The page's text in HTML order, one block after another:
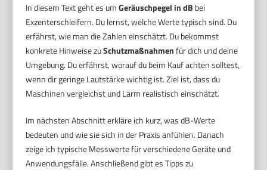
In diesem Text geht es umGeräuschpegel in dB bei
Exzenterschleifern. Du lernst, welche Werte typisch sind. Du
erfährst, wie man die Zahlen einschätzt. Du bekommst
konkrete Hinweise zuSchutzmaßnahmenfür dich und deine
Umgebung. Du erfährst, worauf du beim Kauf achten solltest,
wenn dir geringe Lautstärke wichtig ist. Ziel ist, dass du
Maschinen vergleichst und Lärm realistisch einschätzt.
Im nächsten Abschnitt erkläre ich kurz, was dB-Werte
bedeuten und wie sie sich in der Praxis anfühlen. Danach
zeige ich typische Messwerte für verschiedene Geräte und
Anwendungsfälle. Anschließend gibt es Tipps zu